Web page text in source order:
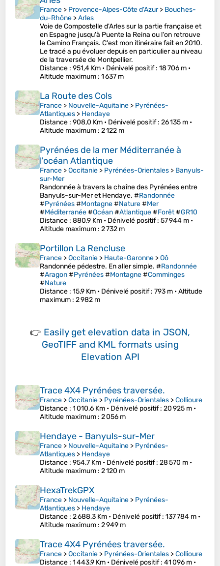
France > Provence-Alpes-Côte d'Azur> Bouches-
du-Rhône >Arles
Voie de Compostelle d'Arles sur la partie française et
en Espagne jusqu'à Puente la Reina ou l'on retrouve
le Camino Français. C'est mon itinéraire fait en 2010.
Le tracé a pu évoluer depuis en particulier au niveau
de la traversée de Montpellier.
Distance : 951,4 Km • Dénivelé positif: 18 706 m •
Altitude maximum : 1 637 m
La Route des Cols
France > Nouvelle-Aquitaine > Pyrénées-
Atlantiques > Hendaye
Distance : 908,0 Km • Dénivelé positif: 26 135 m •
Altitude maximum : 2 122 m
Pyrénées de la mer Méditerranée à
l'océan Atlantique
France >Occitanie > Pyrénées-Orientales > Banyuls-
sur-Mer
Randonnée à travers la chaîne des Pyrénées entre
Banyuls-sur-Mer et Hendaye. #Randonnée
#Pyrénées#Montagne#Nature#Mer
#Méditerranée#Océan#Atlantique#Forêt#GR10
Distance : 880,9 Km • Dénivelé positif: 57 944 m •
Altitude maximum : 2 732 m
Portillon La Rencluse
France >Occitanie > Haute-Garonne >Oô
Randonnée pédestre. En aller simple. #Randonnée
#Aragon#Pyrénées#Montagne#Comminges
#Nature
Distance : 15,9 Km • Dénivelé positif: 793 m •Altitude
maximum : 2 982 m
👉 Easily get elevation data in JSON,
GeoTIFF and KML formats using
Elevation API
Trace 4X4 Pyrénées traversée.
France >Occitanie > Pyrénées-Orientales >Collioure
Distance : 1 010,6 Km • Dénivelé positif: 20 925 m •
Altitude maximum : 2 056 m
Hendaye - Banyuls-sur-Mer
France > Nouvelle-Aquitaine > Pyrénées-
Atlantiques > Hendaye
Distance : 954,7 Km • Dénivelé positif: 28 570 m •
Altitude maximum : 2 120 m
HexaTrekGPX
France > Nouvelle-Aquitaine > Pyrénées-
Atlantiques > Hendaye
Distance : 2 688,3 Km • Dénivelé positif: 137 784 m •
Altitude maximum : 2 949 m
Trace 4X4 Pyrénées traversée.
France >Occitanie > Pyrénées-Orientales >Collioure
Distance : 1 443,9 Km • Dénivelé positif: 41 096 m •